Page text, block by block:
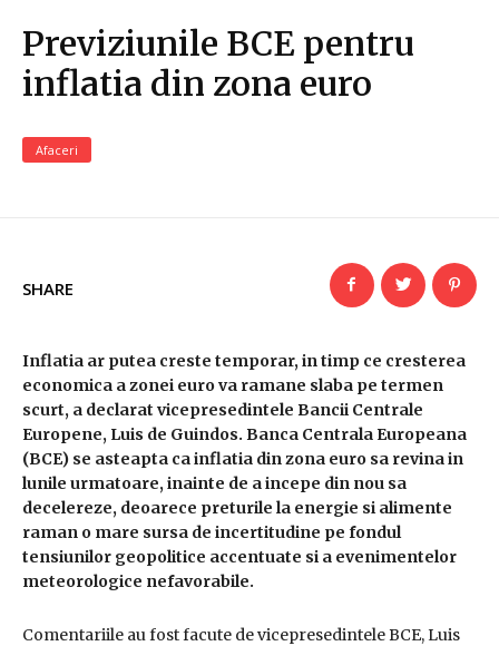
Previziunile BCE pentru
inflatia din zona euro
Afaceri
SHARE
Inflatia ar putea creste temporar, in timp ce cresterea
economica a zonei euro va ramane slaba pe termen
scurt, a declarat vicepresedintele Bancii Centrale
Europene, Luis de Guindos. Banca Centrala Europeana
(BCE) se asteapta ca inflatia din zona euro sa revina in
lunile urmatoare, inainte de a incepe din nou sa
decelereze, deoarece preturile la energie si alimente
raman o mare sursa de incertitudine pe fondul
tensiunilor geopolitice accentuate si a evenimentelor
meteorologice nefavorabile.
Comentariile au fost facute de vicepresedintele BCE, Luis